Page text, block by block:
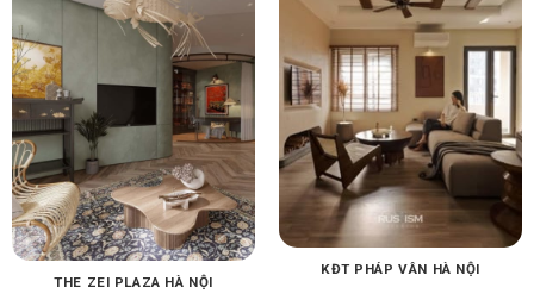
THE ZEI PLAZA HÀ NỘI
KĐT PHÁP VÂN HÀ NỘI